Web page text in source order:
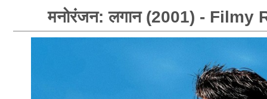
मनोरंजन: लगान (2001) - Filmy